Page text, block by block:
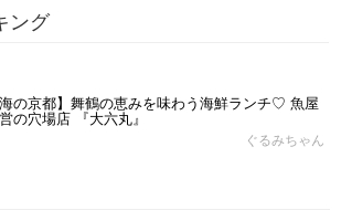
ング
海の京都】舞鶴の恵みを味わう海鮮ランチ♡ 魚屋
の穴場店 『大六丸』
ぐるみちゃん